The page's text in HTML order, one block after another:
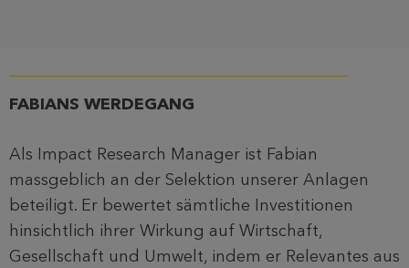
FABIANS WERDEGANG
Als Impact Research Manager ist Fabian
massgeblich an der Selektion unserer Anlagen
beteiligt. Er bewertet sämtliche Investitionen
hinsichtlich ihrer Wirkung auf Wirtschaft,
Gesellschaft und Umwelt, indem er Relevantes aus